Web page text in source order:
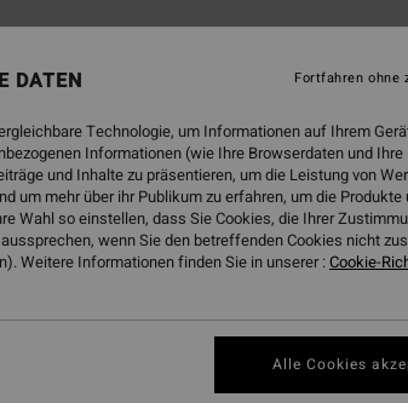
Frauen
45,95 €
Farbe
DATEN
Technologie, um Informationen auf Ihrem
Informationen (wie Ihre Browserdaten und
und Inhalte zu präsentieren, um die Leistung von
um mehr über ihr Publikum zu erfahren, um die Produkte
Wahl so einstellen, dass Sie Cookies, die Ihrer
wenn Sie den betreffenden Cookies nicht
Weitere Informationen finden Sie in unserer :Cookie-
Fortfahren ohne
Alle Cookies